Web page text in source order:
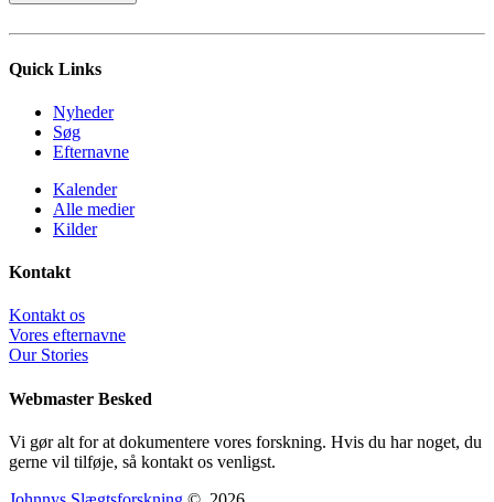
Quick Links
Nyheder
Søg
Efternavne
Kalender
Alle medier
Kilder
Kontakt
Kontakt os
Vores efternavne
Our Stories
Webmaster Besked
Vi gør alt for at dokumentere vores forskning. Hvis du har noget, du
gerne vil tilføje, så kontakt os venligst.